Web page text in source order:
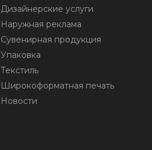
Дизайнерские услуги
Наружная реклама
Сувенирная продукция
Упаковка
Текстиль
Широкоформатная печать
Новости